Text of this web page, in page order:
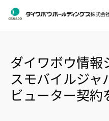
ダイワボウ情報
スモバイルジャ
ビューター契約